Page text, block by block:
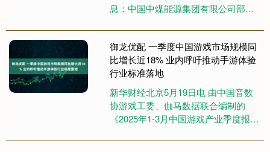
息：中国中煤能源集团有限公司部门
违法，目前正接受中国中煤能源....
御龙优配 一季度中国游戏市场规模同
比增长近18% 业内呼吁推动手游体验
行业标准落地
新华财经北京5月19日电 由中国音数
协游戏工委、伽马数据联合编制的
《2025年1-3月中国游戏产业季度报
配，今年1-3月，中国游....